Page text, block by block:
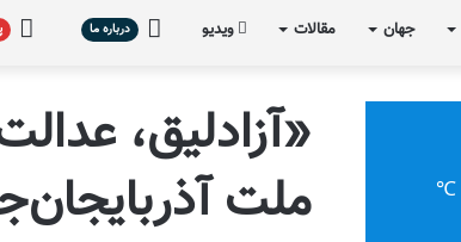
جهان مقالات ویدیو درباره
درباره ما
«آزادلیق،
ملت
℃